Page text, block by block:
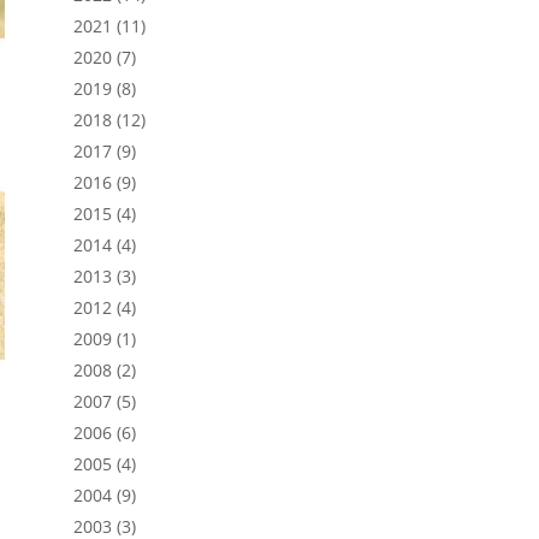
2021 (11)
2020 (7)
2019 (8)
2018 (12)
2017 (9)
2016 (9)
2015 (4)
2014 (4)
2013 (3)
2012 (4)
2009 (1)
2008 (2)
2007 (5)
2006 (6)
2005 (4)
2004 (9)
2003 (3)